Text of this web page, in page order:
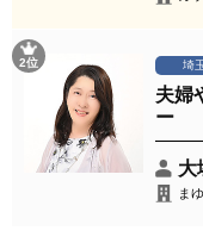
2位 埼
夫婦
ー
大
ま